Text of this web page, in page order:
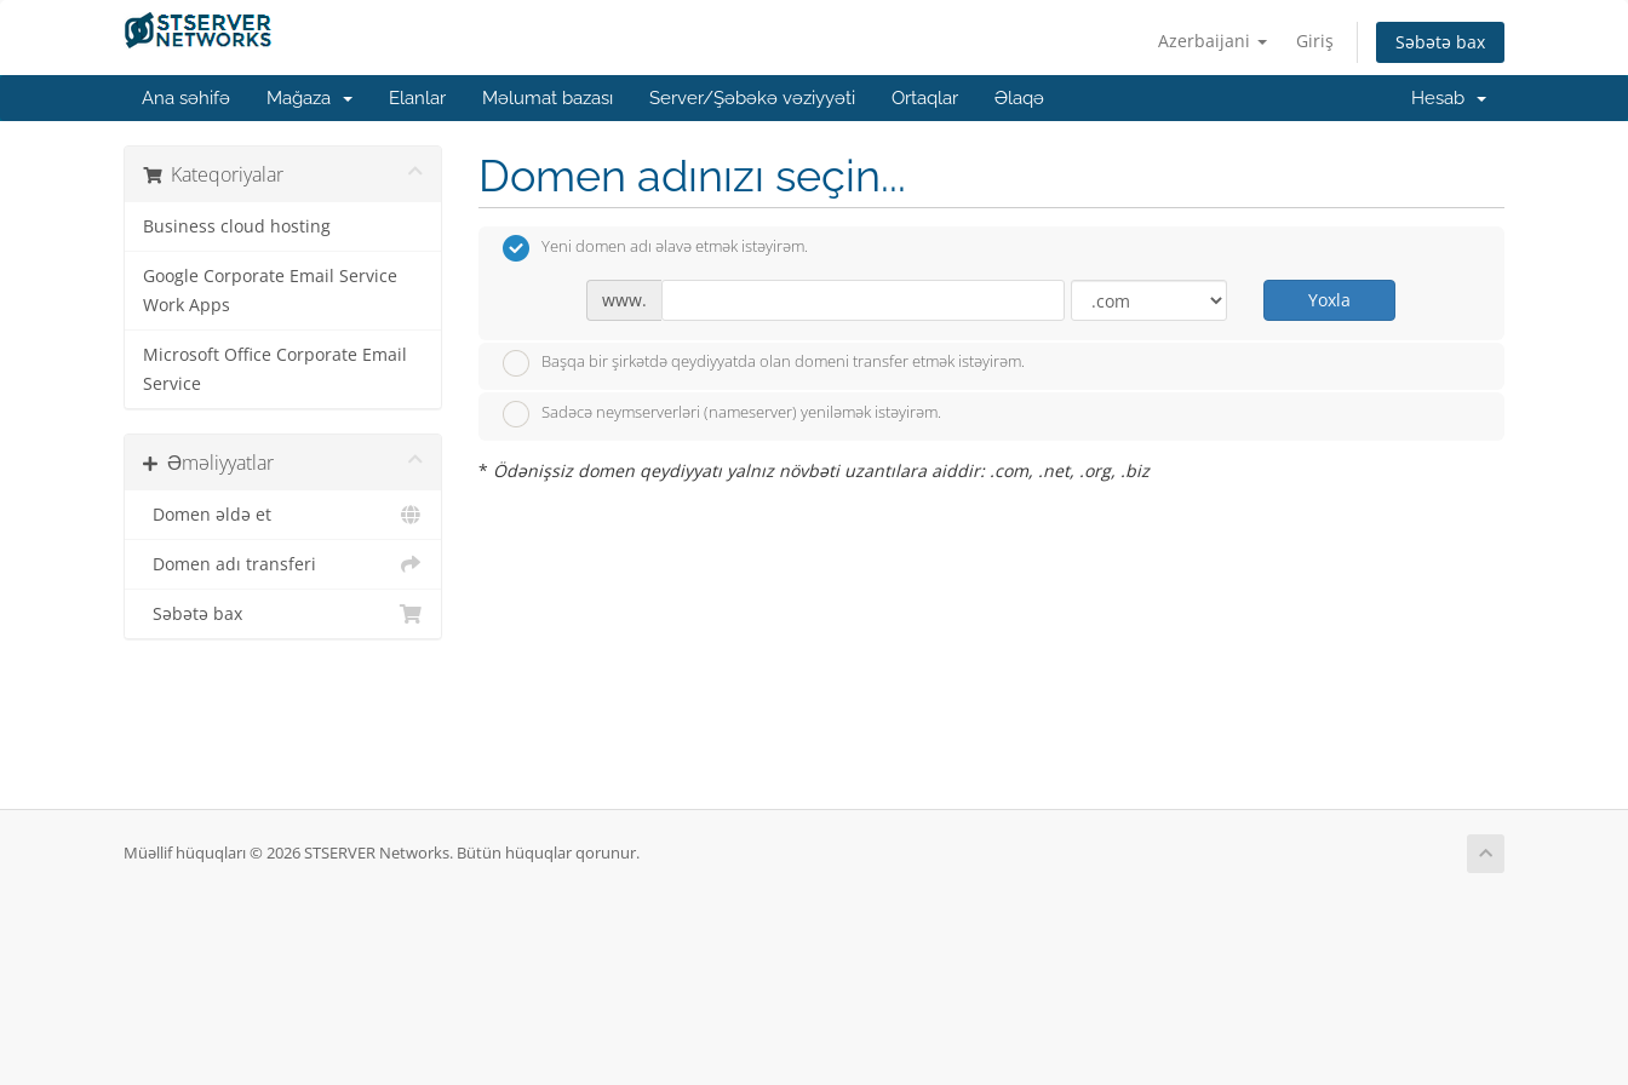
Azerbaijani Giriş Səbətə bax
Ana səhifə Mağaza Elanlar Məlumat bazası Server/Şəbəkə vəziyyəti Ortaqlar Əlaqə Hesab
Kateqoriyalar
Business cloud hosting
Google Corporate Email Service
Work Apps
Microsoft Office Corporate Email
Service
Əməliyyatlar
Domen əldə et
Domen adı transferi
Səbətə bax
Domen adınızı seçin...
Yeni domen adı əlavə etmək istəyirəm.
www. Yoxla
Başqa bir şirkətdə qeydiyyatda olan domeni transfer etmək istəyirəm.
Sadəcə neymserverləri (nameserver) yeniləmək istəyirəm.
* Ödənişsiz domen qeydiyyatı yalnız növbəti uzantılara aiddir: .com, .net, .org, .biz
Müəllif hüquqları © 2026 STSERVER Networks. Bütün hüquqlar qorunur.